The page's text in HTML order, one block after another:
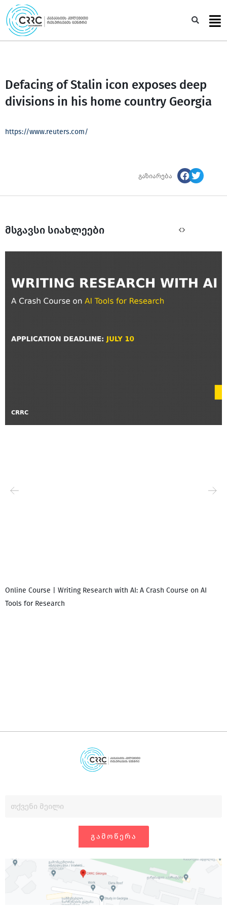
Skip
to
content
Defacing of Stalin icon exposes deep
divisions in his home country Georgia
https://www.reuters.com/
გაზიარება
მსგავსი სიახლეები
Online Course | Writing Research with AI: A Crash Course on AI
Tools for Research
ᲒᲐᲛᲝᲬᲔᲠᲐ